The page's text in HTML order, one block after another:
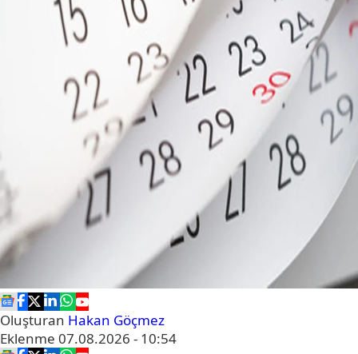
Oluşturan Hakan Göçmez
Eklenme 07.08.2026 - 10:54